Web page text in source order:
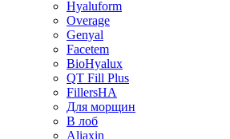
Hyaluform
Overage
Genyal
Facetem
BioHyalux
QT Fill Plus
FillersHA
Для морщин
В лоб
Aliaxin